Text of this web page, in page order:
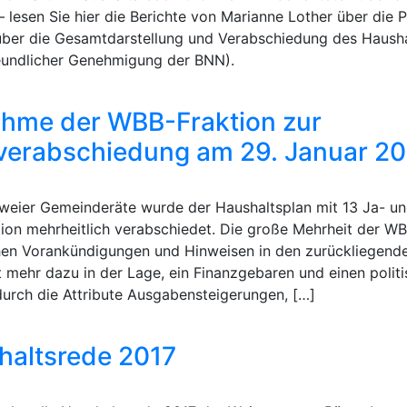
lesen Sie hier die Berichte von Marianne Lother über die
die Gesamtdarstellung und Verabschiedung des
Genehmigung der BNN).
der WBB-Fraktion zur
am 29. Januar
Gemeinderäte wurde der Haushaltsplan mit 13 Ja-
mehrheitlich verabschiedet. Die große Mehrheit der
Vorankündigungen und Hinweisen in den
dazu in der Lage, ein Finanzgebaren und einen
die Attribute Ausgabensteigerungen, […]
2017